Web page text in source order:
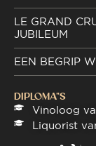
LE GRAND
JUBILEUM
EEN BEGRIP
DIPLOMA"S
Vinoloog
Liquorist